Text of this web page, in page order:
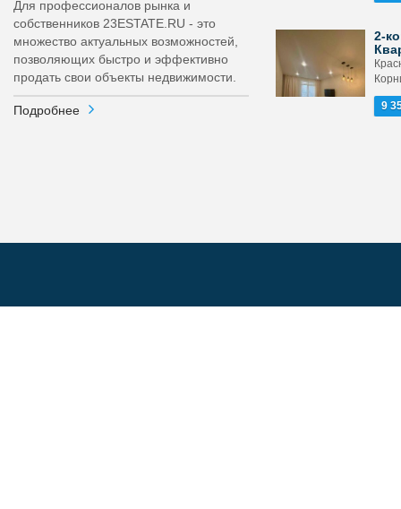
Для профессионалов рынка и
собственников 23ESTATE.RU - это
множество актуальных возможностей,
позволяющих быстро и эффективно
продать свои объекты недвижимости.
Подробнее
2-
9